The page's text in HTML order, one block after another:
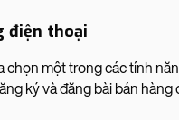
điện thoại
một trong các tính
ký và đăng bài bán